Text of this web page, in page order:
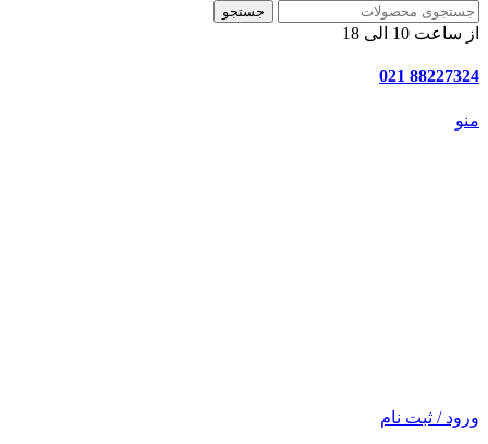
جستجو
از ساعت 10 الی 18
88227324 021
منو
ورود / ثبت نام